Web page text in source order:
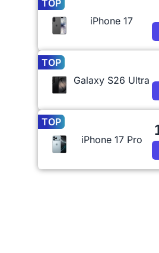
TOP
iPhone 17
TOP
Galaxy S26 Ultra
TOP
iPhone 17 Pro